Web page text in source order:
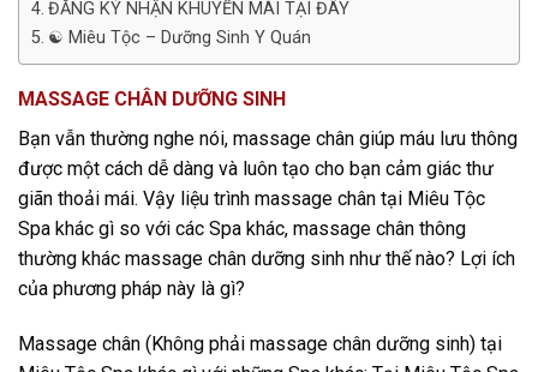
ĐĂNG KÝ NHẬN KHUYẾN MÃI TẠI ĐÂY
☯️ Miêu Tộc – Dưỡng Sinh Y Quán
MASSAGE CHÂN DƯỠNG SINH
Bạn vẫn thường nghe nói, massage chân giúp máu lưu thông
được một cách dễ dàng và luôn tạo cho bạn cảm giác thư
giãn thoải mái. Vậy liệu trình massage chân tại Miêu Tộc
Spa khác gì so với các Spa khác, massage chân thông
thường khác massage chân dưỡng sinh như thế nào? Lợi ích
của phương pháp này là gì?
Massage chân (Không phải massage chân dưỡng sinh) tại